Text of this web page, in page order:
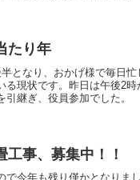
たり年
となり、おかげ様で毎日
る現状です。昨日は午後2
引継ぎ、役員参加でし
工事、募集中！！
で今年も残り僅かとなりま